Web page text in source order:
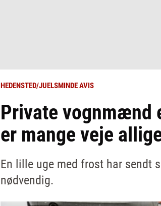
HEDENSTED/JUELSMINDE AVIS
Private vognmænd
er mange veje
En lille uge med frost har sendt
nødvendig.